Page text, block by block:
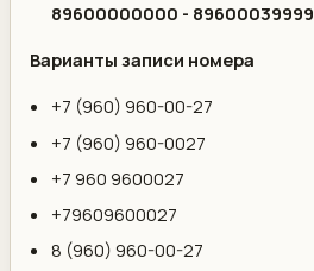
89600000000 - 89600039999
Варианты записи номера
+7 (960) 960-00-27
+7 (960) 960-0027
+7 960 9600027
+79609600027
8 (960) 960-00-27